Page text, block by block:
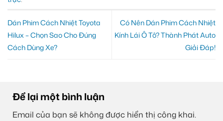
Dán Phim Cách Nhiệt Toyota
Hilux – Chọn Sao Cho Đúng
Cách Dùng Xe?
Có Nên Dán Phim Cách Nhiệt
Kính Lái Ô Tô? Thành Phát Auto
Giải Đáp!
Để lại một bình luận
Email của bạn sẽ không được hiển thị công khai.